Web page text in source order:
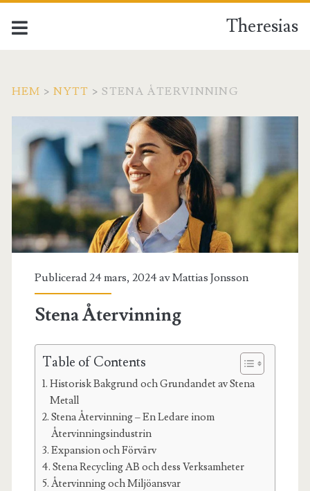
Theresias
HEM >NYTT >STENA ÅTERVINNING
Publicerad 24 mars, 2024 avMattias Jonsson
Stena Återvinning
Table of Contents
Historisk Bakgrund och Grundandet av Stena
Metall
Stena Återvinning – En Ledare inom
Återvinningsindustrin
Expansion och Förvärv
Stena Recycling AB och dess Verksamheter
Återvinning och Miljöansvar